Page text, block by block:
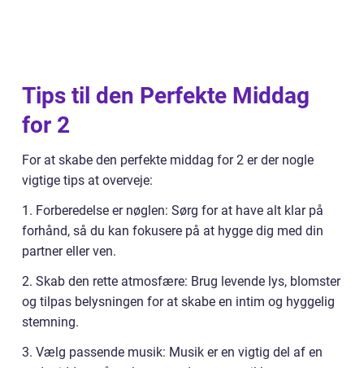
Tips til den Perfekte Middag
for 2
For at skabe den perfekte middag for 2 er der nogle
vigtige tips at overveje:
1. Forberedelse er nøglen: Sørg for at have alt klar på
forhånd, så du kan fokusere på at hygge dig med din
partner eller ven.
2. Skab den rette atmosfære: Brug levende lys, blomster
og tilpas belysningen for at skabe en intim og hyggelig
stemning.
3. Vælg passende musik: Musik er en vigtig del af en